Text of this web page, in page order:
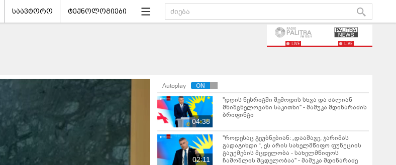
საავტორო ტექნოლოგიები
LIVE LIVE
Autoplay
04:38
"დღის წესრიგში შემოდის სხვა და ძალიან
მნიშვნელოვანი საკითხი" - მამუკა მდინარაძის
ბრიფინგი
02:11
"როდესაც გეუბნებიან: „დააშავე, ჯარიმას
გადაგიხდი “, ეს არის სახელმწიფო ფუნქციის
გაუქმების მცდელობა - სახელმწიფოს
ჩამოშლის მცდელობაა" - მამუკა მდინარაძე